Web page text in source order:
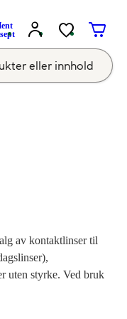
av kontaktlinser til
uten styrke. Ved bruk
Vi tilbyr linser i de